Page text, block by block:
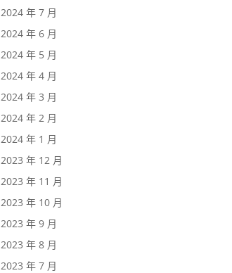
2024 年 7 月
2024 年 6 月
2024 年 5 月
2024 年 4 月
2024 年 3 月
2024 年 2 月
2024 年 1 月
2023 年 12 月
2023 年 11 月
2023 年 10 月
2023 年 9 月
2023 年 8 月
2023 年 7 月